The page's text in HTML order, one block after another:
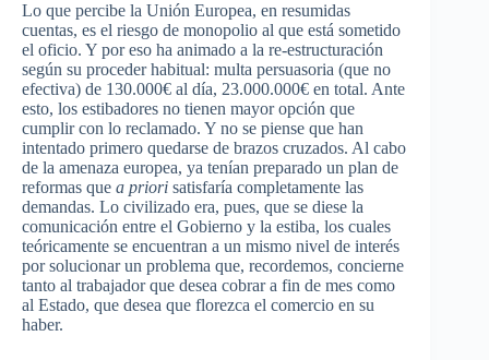
Lo que percibe la Unión Europea, en resumidas
cuentas, es el riesgo de monopolio al que está sometido
el oficio. Y por eso ha animado a la re-estructuración
según su proceder habitual: multa persuasoria (que no
efectiva) de 130.000€ al día, 23.000.000€ en total. Ante
esto, los estibadores no tienen mayor opción que
cumplir con lo reclamado. Y no se piense que han
intentado primero quedarse de brazos cruzados. Al cabo
de la amenaza europea, ya tenían preparado un plan de
reformas que a priori satisfaría completamente las
demandas. Lo civilizado era, pues, que se diese la
comunicación entre el Gobierno y la estiba, los cuales
teóricamente se encuentran a un mismo nivel de interés
por solucionar un problema que, recordemos, concierne
tanto al trabajador que desea cobrar a fin de mes como
al Estado, que desea que florezca el comercio en su
haber.